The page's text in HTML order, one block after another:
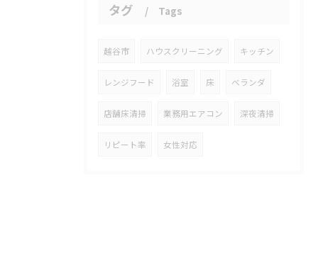
タグ Tags
越谷市 ハウスクリーニング キッチン
レンジフード 浴室 床 ベランダ
店舗床清掃 業務用エアコン 深夜清掃
リピート率 女性対応